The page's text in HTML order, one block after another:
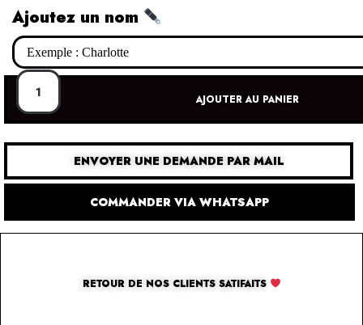
Ajoutez un nom
AJOUTER AU PANIER
ENVOYER UNE DEMANDE PAR MAIL
COMMANDER VIA WHATSAPP
RETOUR DE NOS CLIENTS SATIFAITS